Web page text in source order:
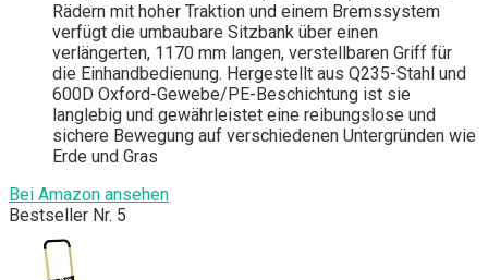
Rädern mit hoher Traktion und einem Bremssystem
verfügt die umbaubare Sitzbank über einen
verlängerten, 1170 mm langen, verstellbaren Griff für
die Einhandbedienung. Hergestellt aus Q235-Stahl und
600D Oxford-Gewebe/PE-Beschichtung ist sie
langlebig und gewährleistet eine reibungslose und
sichere Bewegung auf verschiedenen Untergründen wie
Erde und Gras
Bei Amazon ansehen
Bestseller Nr. 5